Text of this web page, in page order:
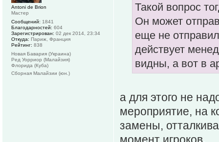
Такой вопрос
Он может
еще не
действует
видны, а вот в
а для этого не
мероприятие, на
замены,
Antoni de Brion
Мастер
Сообщений: 1841
Благодарностей: 604
Зарегистрирован: 02 дек 2014, 23:34
Откуда: Париж, Франция
Рейтинг: 838
Новая Бавария (Украина)
Ред Уорриор (Малайзия)
Флорида (Куба)
Сборная Малайзии (юн.)